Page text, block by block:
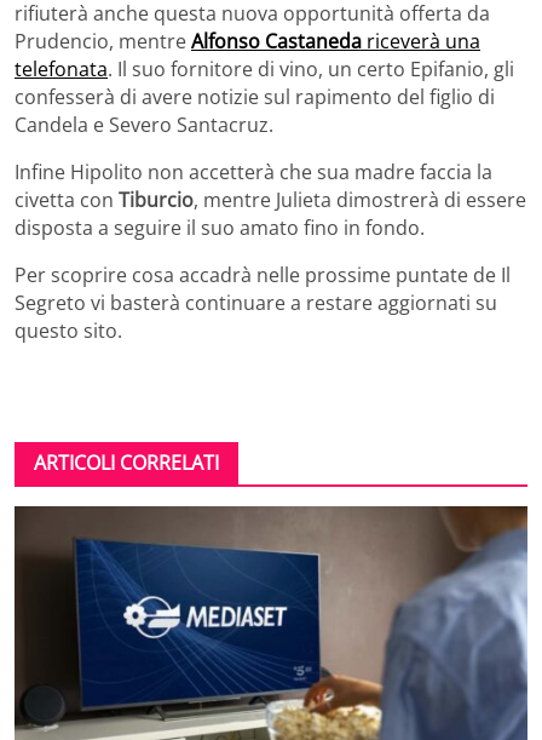
rifiuterà anche questa nuova opportunità offerta da
Prudencio, mentreAlfonso Castaneda riceverà una
telefonata. Il suo fornitore di vino, un certo Epifanio, gli
confesserà di avere notizie sul rapimento del figlio di
Candela e Severo Santacruz.
Infine Hipolito non accetterà che sua madre faccia la
civetta con Tiburcio, mentre Julieta dimostrerà di essere
disposta a seguire il suo amato fino in fondo.
Per scoprire cosa accadrà nelle prossime puntate de Il
Segreto vi basterà continuare a restare aggiornati su
questo sito.
ARTICOLI CORRELATI